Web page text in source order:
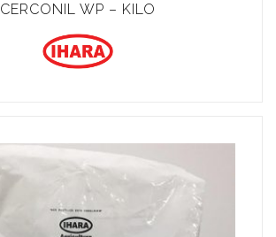
CERCONIL WP – KILO